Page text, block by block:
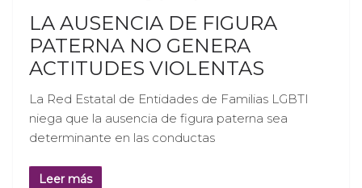
LA AUSENCIA DE FIGURA
PATERNA NO GENERA
ACTITUDES VIOLENTAS
La Red Estatal de Entidades de Familias LGBTI
niega que la ausencia de figura paterna sea
determinante en las conductas
Leer más